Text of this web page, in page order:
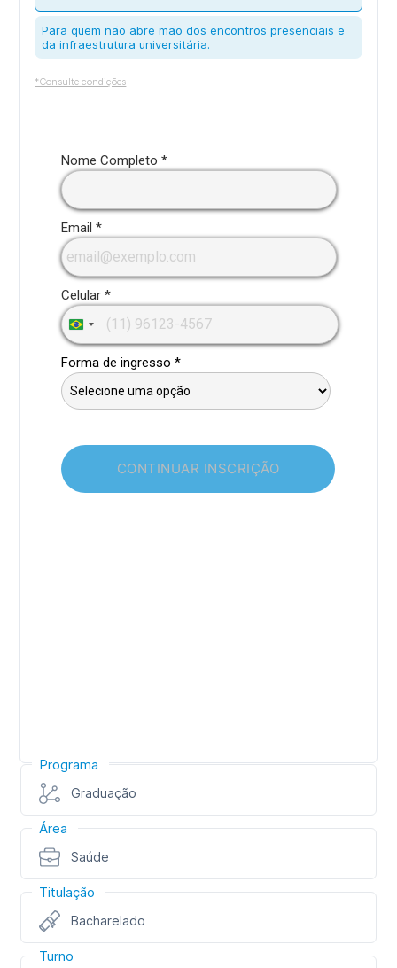
Programa
Graduação
Área
Saúde
Titulação
Bacharelado
Turno
Para quem não abre mão dos encontros presenciais e
da infraestrutura universitária.
*Consulte condições